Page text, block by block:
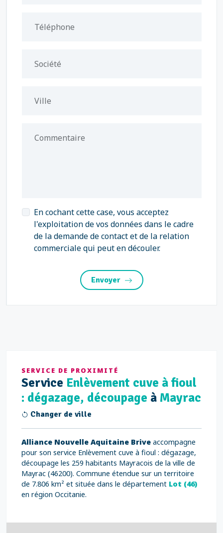
Téléphone
Société
Ville
Commentaire
En cochant cette case, vous acceptez
l'exploitation de vos données dans le cadre
de la demande de contact et de la relation
commerciale qui peut en découler.
Envoyer
SERVICE DE PROXIMITÉ
Service Enlèvement cuve à fioul
: dégazage, découpage à Mayrac
Changer de ville
Alliance Nouvelle Aquitaine Brive accompagne
pour son service Enlèvement cuve à fioul : dégazage,
découpage les 259 habitants Mayracois de la ville de
Mayrac (46200). Commune étendue sur un territoire
de 7.806 km² et située dans le département Lot (46)
en région Occitanie.